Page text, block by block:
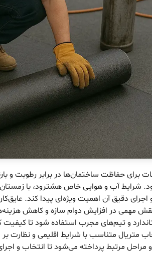
برای حفاظت ساختمان‌ها در برابر رطوبت و
شرایط آب و هوایی خاص هشترود، با
دقیق آن اهمیت ویژه‌ای پیدا کند.
مهمی در افزایش دوام سازه و کاهش
و تیم‌های مجرب استفاده شود تا
متریال متناسب با شرایط اقلیمی و نظارت بر
مراحل مرتبط پرداخته می‌شود تا انتخاب و